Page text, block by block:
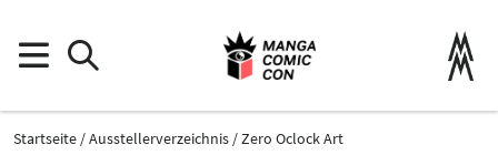
Startseite Ausstellerverzeichnis
Zero Oclock Art